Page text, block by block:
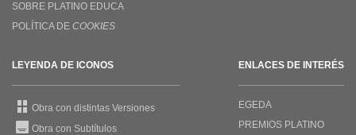
SOBRE PLATINO EDUCA
POLÍTICA DE COOKIES
LEYENDA DE ICONOS
Obra con distintas Versiones
Obra con Subtítulos
ENLACES DE INTERÉS
EGEDA
PREMIOS PLATINO